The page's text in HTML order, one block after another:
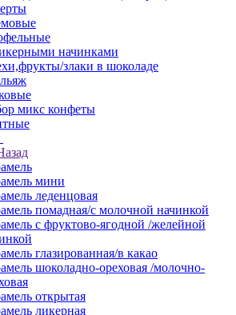
начинками
злаки в шоколаде
микс конфеты
мини
леденцовая
помадная/с молочной начинкой
с фруктово-ягодной /желейной
глазированная/в какао
шоколадно-ореховая /молочно-
открытая
ликерная